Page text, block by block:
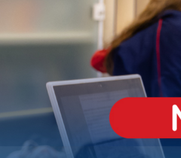
MÉDIO
igh School
Dupla Diplomação